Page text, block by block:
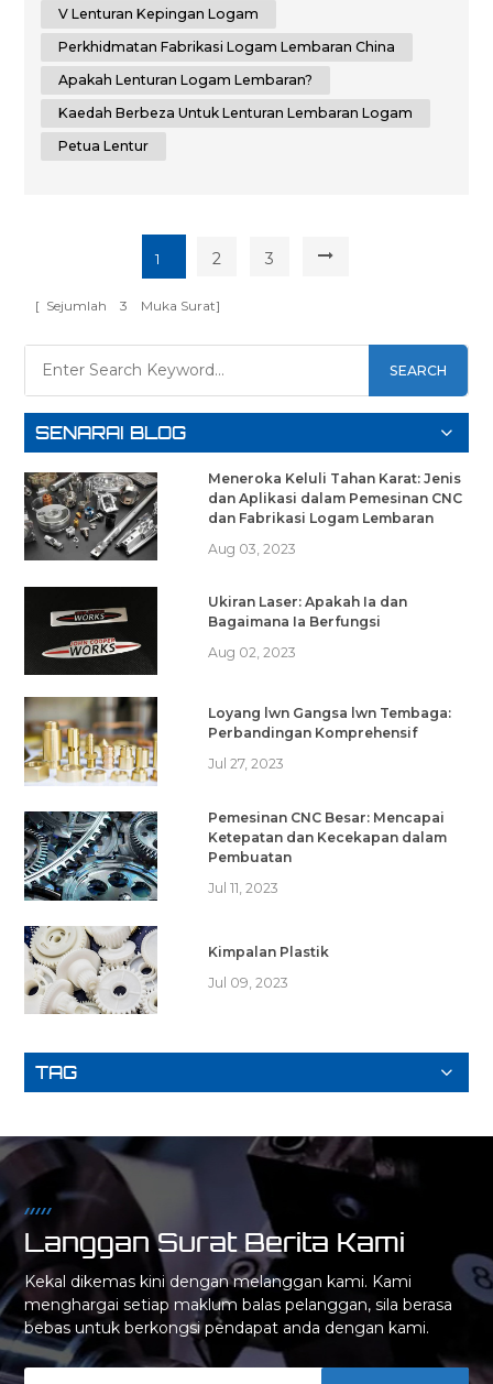
panduan komprehensif ini, kami akan memberikan anda
V Lenturan Kepingan Logam
Perkhidmatan Fabrikasi Logam Lembaran China
Apakah Lenturan Logam Lembaran?
Kaedah Berbeza Untuk Lenturan Lembaran Logam
Petua Lentur
1 2 3
[ Sejumlah 3 Muka Surat]
SEARCH
SENARAI BLOG
Meneroka Keluli Tahan Karat: Jenis
dan Aplikasi dalam Pemesinan CNC
dan Fabrikasi Logam Lembaran
Aug 03, 2023
Ukiran Laser: Apakah Ia dan
Bagaimana Ia Berfungsi
Aug 02, 2023
Loyang lwn Gangsa lwn Tembaga:
Perbandingan Komprehensif
Jul 27, 2023
Pemesinan CNC Besar: Mencapai
Ketepatan dan Kecekapan dalam
Pembuatan
Jul 11, 2023
Kimpalan Plastik
Jul 09, 2023
TAG
Langgan Surat Berita Kami
Kekal dikemas kini dengan melanggan kami. Kami
menghargai setiap maklum balas pelanggan, sila berasa
bebas untuk berkongsi pendapat anda dengan kami.